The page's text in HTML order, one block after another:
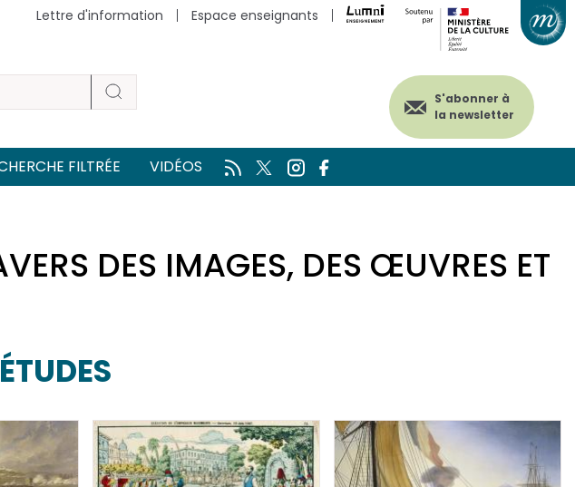
Lettre d'information Espace enseignants
S'abonner à
la newsletter
FILTRÉE VIDÉOS
DES IMAGES, DES ŒUVRES ET